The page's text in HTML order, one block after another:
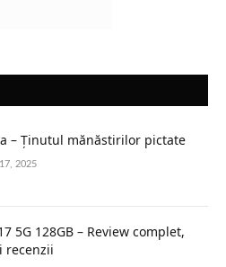
– Ținutul mănăstirilor pictate
2025
5G 128GB – Review complet,
recenzii